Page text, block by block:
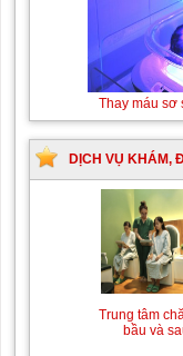
Thay
DỊCH VỤ KHÁM,
Trung tâm
bầu và